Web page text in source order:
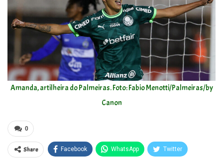
Amanda, artilheira do Palmeiras. Foto: Fabio Menotti/Palmeiras/by
Canon
0
Share Facebook WhatsApp Twitter